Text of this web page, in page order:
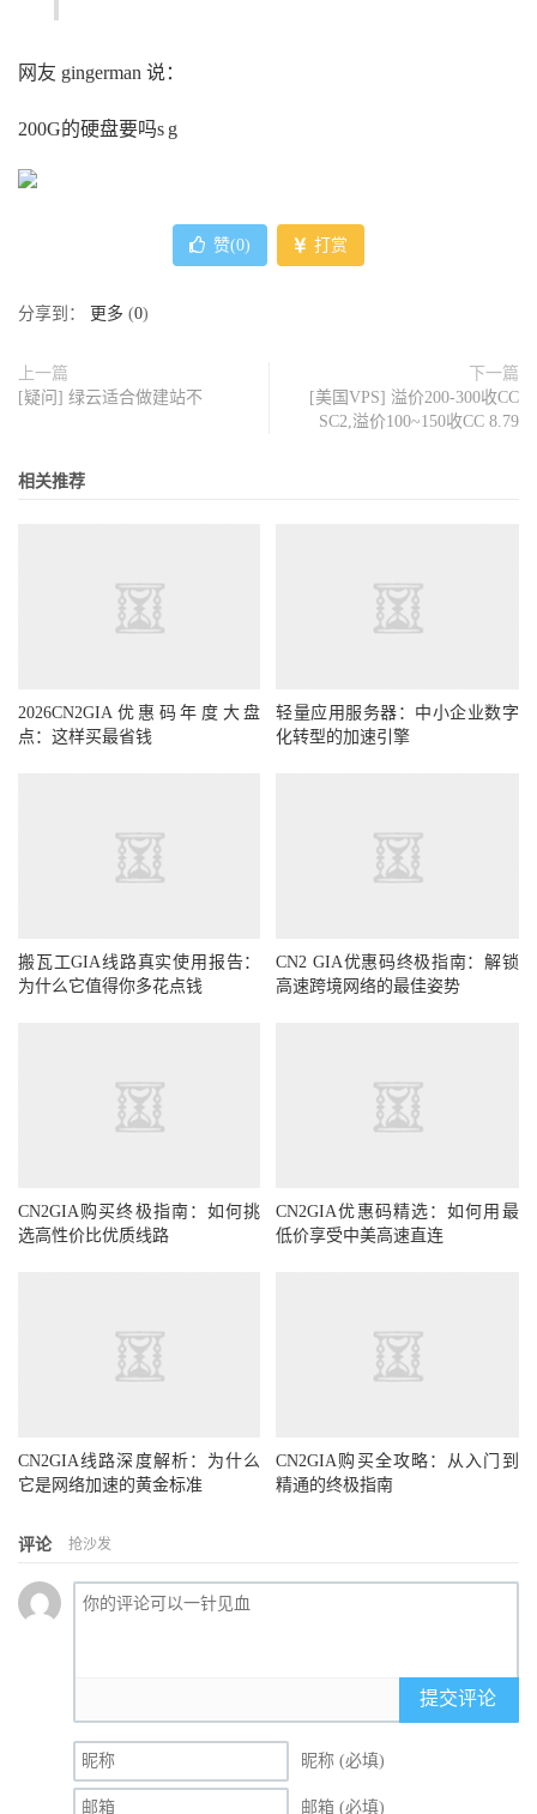
网友 gingerman 说：
200G的硬盘要吗s g
赞(0) 打赏
分享到： 更多 (0)
上一篇
[疑问] 绿云适合做建站不
下一篇
[美国VPS] 溢价200-300收CC
SC2,溢价100~150收CC 8.79
相关推荐
2026CN2GIA优惠码年度大盘
点：这样买最省钱
轻量应用服务器：中小企业数字
化转型的加速引擎
搬瓦工GIA线路真实使用报告：
为什么它值得你多花点钱
CN2 GIA优惠码终极指南：解锁
高速跨境网络的最佳姿势
CN2GIA购买终极指南：如何挑
选高性价比优质线路
CN2GIA优惠码精选：如何用最
低价享受中美高速直连
CN2GIA线路深度解析：为什么
它是网络加速的黄金标准
CN2GIA购买全攻略：从入门到
精通的终极指南
评论 抢沙发
提交评论
昵称 (必填)
邮箱 (必填)